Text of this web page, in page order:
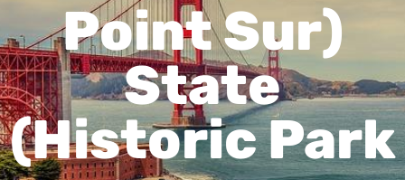
(Point Sur
State
Historic Park)